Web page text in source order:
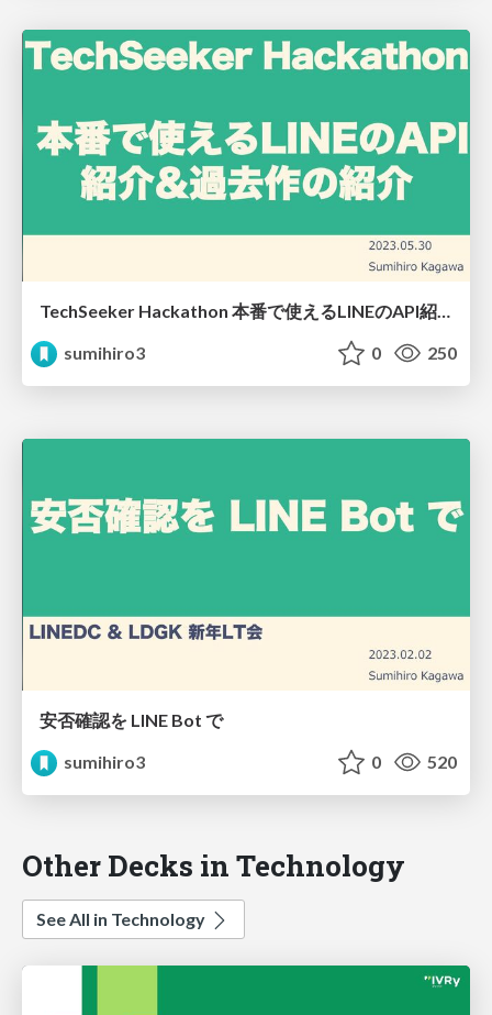
TechSeeker Hackathon 本番で使えるLINEのAPI紹介&過去作の紹介
sumihiro3
0 250
安否確認を LINE Bot で
sumihiro3
0 520
Other Decks in Technology
See All in Technology